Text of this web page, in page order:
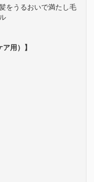
をうるおいで満たし毛
用）】